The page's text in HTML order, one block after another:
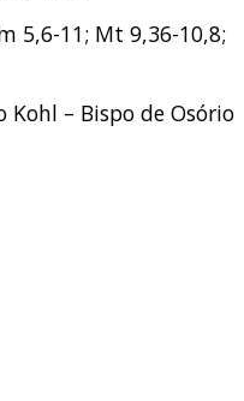
5,6-11; Mt 9,36-10,8;
Kohl – Bispo de Osório